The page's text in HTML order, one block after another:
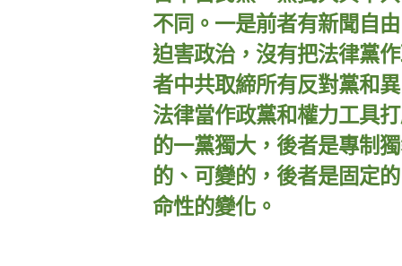
不同。一是前者有新聞自
迫害政治，沒有把法律黨
者中共取締所有反對黨和
法律當作政黨和權力工具
的一黨獨大，後者是專制
的、可變的，後者是固定
命性的變化。